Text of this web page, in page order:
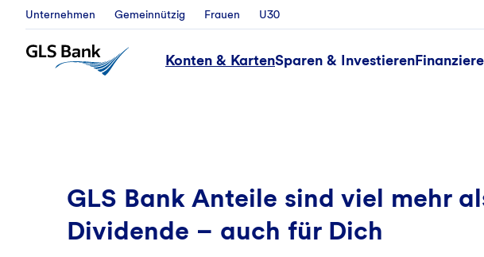
Unternehmen Gemeinnützig Frauen U30
Konten & KartenSparen & Investieren
Vorteile GLS Mitglieder
GLS Bank Anteile sind viel mehr
Dividende – auch für Dich